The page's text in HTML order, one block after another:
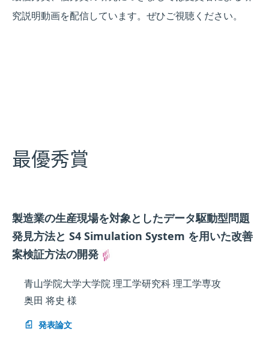
究説明動画を配信しています。ぜひご視聴ください。
最優秀賞
製造業の生産現場を対象としたデータ駆動型問題
発見方法と S4 Simulation System を用いた改善
案検証方法の開発
青山学院大学大学院 理工学研究科 理工学専攻
奥田 将史 様
発表論文